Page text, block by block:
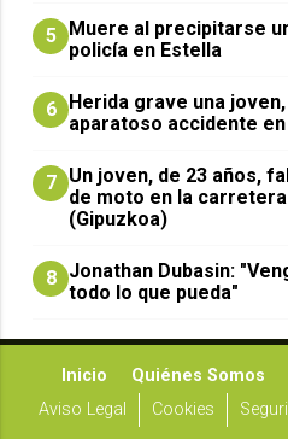
5
Muere al precipitarse
policía en Estella
6
Herida grave una
aparatoso accidente
7 Un joven, de 23 años,
de moto en la carretera
(Gipuzkoa)
8 Jonathan Dubasin:
todo lo que pueda"
Inicio Quiénes Somos
Aviso Legal
Cookies